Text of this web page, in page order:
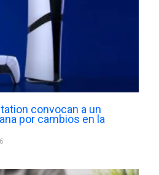
convocan a un
por cambios en la